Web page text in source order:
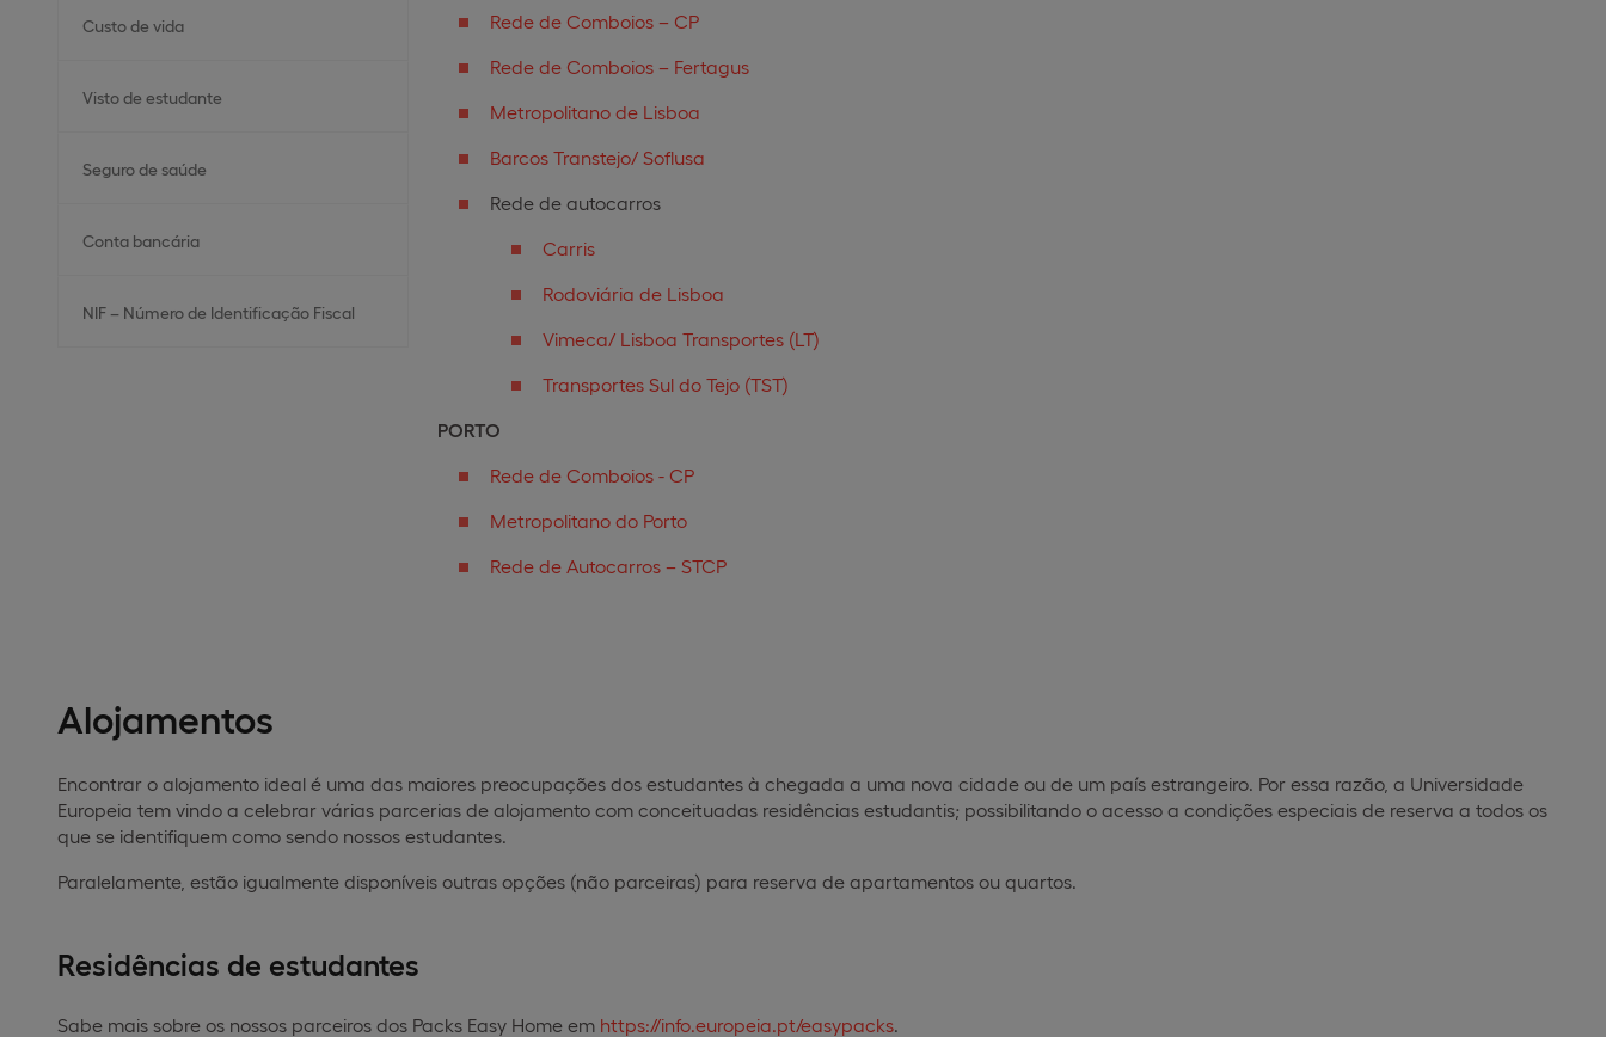
Custo de vida
Visto de estudante
Seguro de saúde
Conta bancária
NIF – Número de Identificação Fiscal
Rede de Comboios – CP
Rede de Comboios – Fertagus
Metropolitano de Lisboa
Barcos Transtejo/ Soflusa
Rede de autocarros
Carris
Rodoviária de Lisboa
Vimeca/ Lisboa Transportes (LT)
Transportes Sul do Tejo (TST)
PORTO
Rede de Comboios - CP
Metropolitano do Porto
Rede de Autocarros – STCP
Alojamentos
Encontrar o alojamento ideal é uma das maiores preocupações dos estudantes à chegada a uma nova cidade ou de um país estrangeiro. Por essa razão, a Universidade
Europeia tem vindo a celebrar várias parcerias de alojamento com conceituadas residências estudantis; possibilitando o acesso a condições especiais de reserva a todos os
que se identifiquem como sendo nossos estudantes.
Paralelamente, estão igualmente disponíveis outras opções (não parceiras) para reserva de apartamentos ou quartos.
Residências de estudantes
Sabe mais sobre os nossos parceiros dos Packs Easy Home em https://info.europeia.pt/easypacks.